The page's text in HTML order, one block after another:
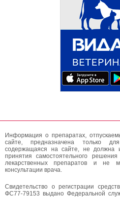
Информация о препаратах,
сайте, предназначена только
содержащаяся на сайте, не должна
принятия самостоятельного
лекарственных препаратов и не
консультации врача.
Свидетельство о регистрации
ФС77-79153 выдано Федеральной